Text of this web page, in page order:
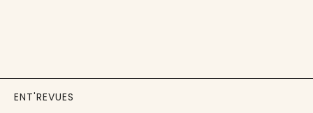
ENT'REVUES